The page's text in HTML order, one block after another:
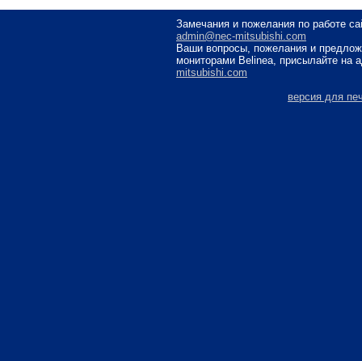
Замечания и пожелания по работе
admin@nec-mitsubishi.com
Ваши вопросы, пожелания и
мониторами Belinea, присылайте на
mitsubishi.com
версия для